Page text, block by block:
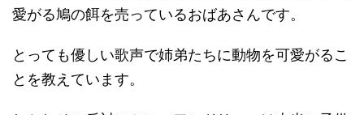
愛がる鳩の餌を売っているおばあさんです。
とっても優しい歌声で姉弟たちに動物を可愛がるこ
とを教えています。